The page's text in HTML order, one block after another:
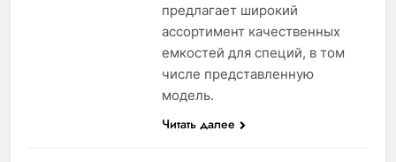
предлагает широкий
ассортимент качественных
емкостей для специй, в том
числе представленную
модель.
Читать далее